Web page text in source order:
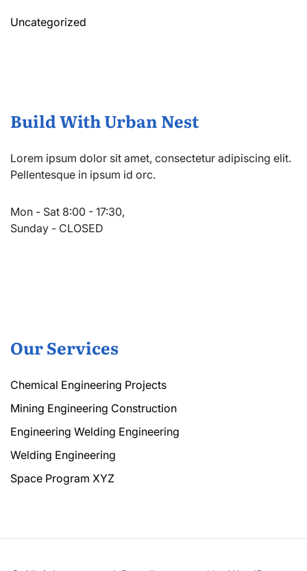
Uncategorized
Build With Urban Nest
Lorem ipsum dolor sit amet, consectetur adipiscing elit.
Pellentesque in ipsum id orc.
Mon - Sat 8:00 - 17:30,
Sunday - CLOSED
Our Services
Chemical Engineering Projects
Mining Engineering Construction
Engineering Welding Engineering
Welding Engineering
Space Program XYZ